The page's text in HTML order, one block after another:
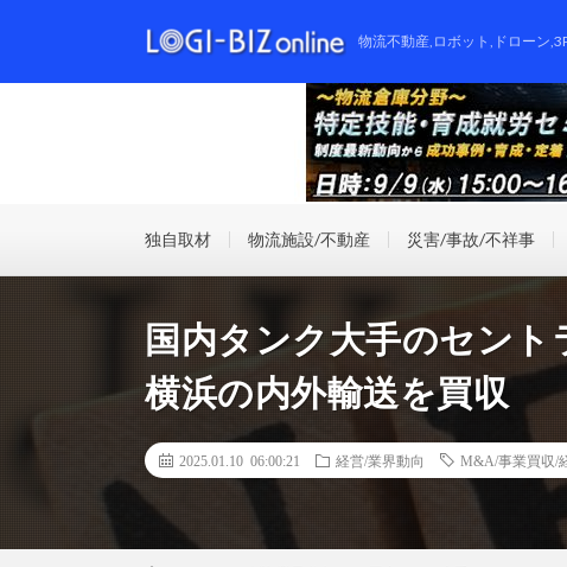
物流不動産,ロボット,ドローン
独自取材 物流施設/不動産 災害/事故/不祥事
国内タンク大手のセント
横浜の内外輸送を買収
2025.01.10 06:00:21 経営/業界動向 M&A/事業買収/